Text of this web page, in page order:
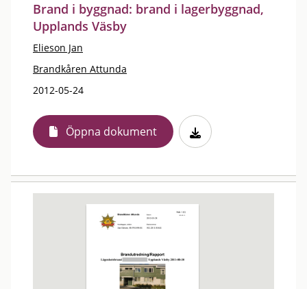
Brand i byggnad: brand i lagerbyggnad,
Upplands Väsby
Elieson Jan
Brandkåren Attunda
2012-05-24
Öppna dokument